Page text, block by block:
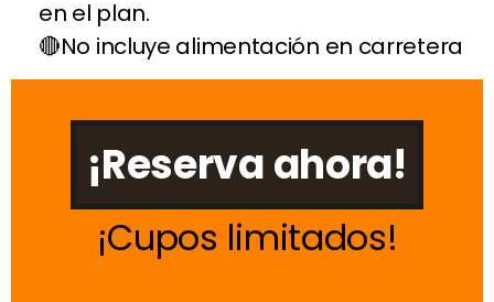
en el plan.
No incluye alimentación en carretera
¡Reserva ahora!
Cupos limitados